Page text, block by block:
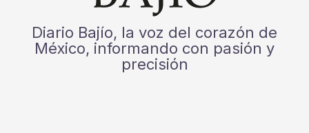
Diario Bajío, la voz del corazón de
México, informando con pasión y
precisión